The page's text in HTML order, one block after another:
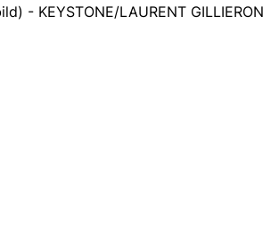
- KEYSTONE/LAURENT GILLIERON